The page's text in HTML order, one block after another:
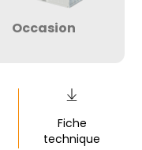
Occasion
Fiche
technique